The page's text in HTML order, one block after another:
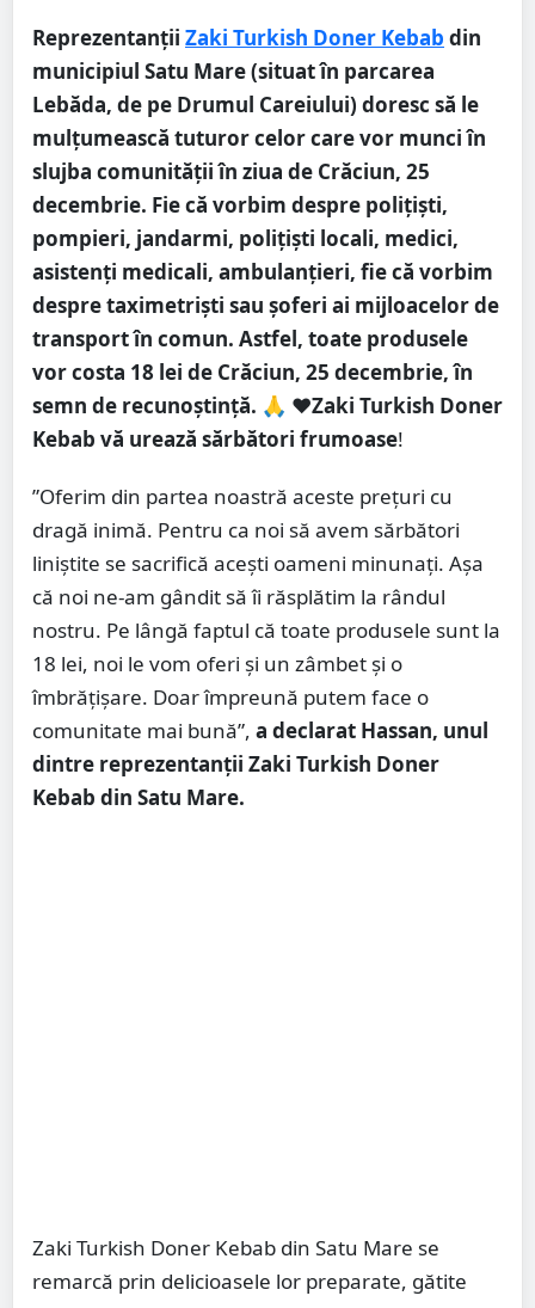
Reprezentanții Zaki Turkish Doner Kebab din
municipiul Satu Mare (situat în parcarea
Lebăda, de pe Drumul Careiului) doresc să le
mulțumească tuturor celor care vor munci în
slujba comunității în ziua de Crăciun, 25
decembrie. Fie că vorbim despre polițiști,
pompieri, jandarmi, polițiști locali, medici,
asistenți medicali, ambulanțieri, fie că vorbim
despre taximetriști sau șoferi ai mijloacelor de
transport în comun. Astfel, toate produsele
vor costa 18 lei de Crăciun, 25 decembrie, în
semn de recunoștință. 🙏 ❤️Zaki Turkish Doner
Kebab vă urează sărbători frumoase!
”Oferim din partea noastră aceste prețuri cu
dragă inimă. Pentru ca noi să avem sărbători
liniștite se sacrifică acești oameni minunați. Așa
că noi ne-am gândit să îi răsplătim la rândul
nostru. Pe lângă faptul că toate produsele sunt la
18 lei, noi le vom oferi și un zâmbet și o
îmbrățișare. Doar împreună putem face o
comunitate mai bună”, a declarat Hassan, unul
dintre reprezentanții Zaki Turkish Doner
Kebab din Satu Mare.
Zaki Turkish Doner Kebab din Satu Mare se
remarcă prin delicioasele lor preparate, gătite